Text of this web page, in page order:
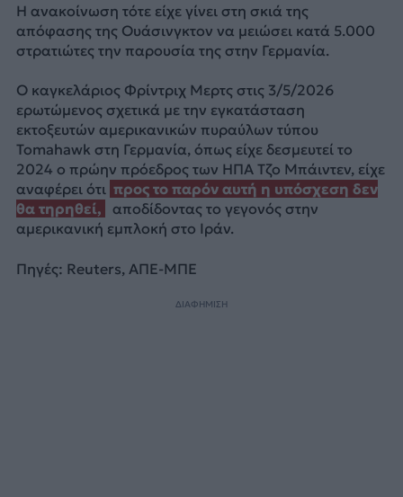
Η ανακοίνωση τότε είχε γίνει στη σκιά της
απόφασης της Ουάσινγκτον να μειώσει κατά 5.000
στρατιώτες την παρουσία της στην Γερμανία.
Ο καγκελάριος Φρίντριχ Μερτς στις 3/5/2026
ερωτώμενος σχετικά με την εγκατάσταση
εκτοξευτών αμερικανικών πυραύλων τύπου
Tomahawk στη Γερμανία, όπως είχε δεσμευτεί το
2024 ο πρώην πρόεδρος των ΗΠΑ Τζο Μπάιντεν, είχε
αναφέρει ότι προς το παρόν αυτή η υπόσχεση δεν
θα τηρηθεί,
αποδίδοντας το γεγονός στην
αμερικανική εμπλοκή στο Ιράν.
Πηγές: Reuters, ΑΠΕ-ΜΠΕ
ΔΙΑΦΗΜΙΣΗ